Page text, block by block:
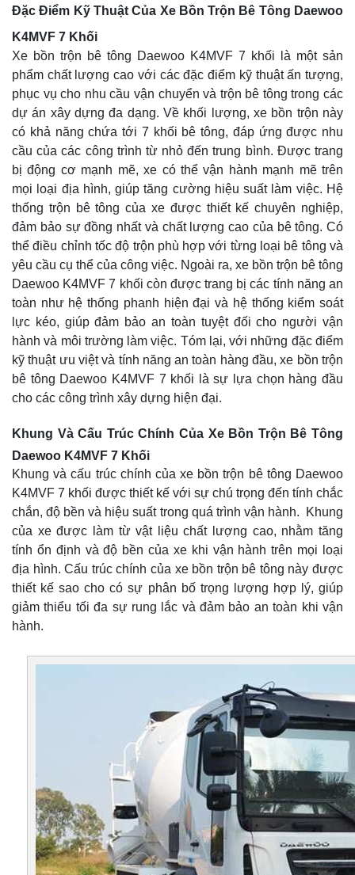
Đặc Điểm Kỹ Thuật Của Xe Bồn Trộn Bê Tông Daewoo
K4MVF 7 Khối
Xe bồn trộn bê tông Daewoo K4MVF 7 khối là một sản
phẩm chất lượng cao với các đặc điểm kỹ thuật ấn tượng,
phục vụ cho nhu cầu vận chuyển và trộn bê tông trong các
dự án xây dựng đa dạng. Về khối lượng, xe bồn trộn này
có khả năng chứa tới 7 khối bê tông, đáp ứng được nhu
cầu của các công trình từ nhỏ đến trung bình. Được trang
bị động cơ mạnh mẽ, xe có thể vận hành mạnh mẽ trên
mọi loại địa hình, giúp tăng cường hiệu suất làm việc. Hệ
thống trộn bê tông của xe được thiết kế chuyên nghiệp,
đảm bảo sự đồng nhất và chất lượng cao của bê tông. Có
thể điều chỉnh tốc độ trộn phù hợp với từng loại bê tông và
yêu cầu cụ thể của công việc. Ngoài ra, xe bồn trộn bê tông
Daewoo K4MVF 7 khối còn được trang bị các tính năng an
toàn như hệ thống phanh hiện đại và hệ thống kiểm soát
lực kéo, giúp đảm bảo an toàn tuyệt đối cho người vận
hành và môi trường làm việc. Tóm lại, với những đặc điểm
kỹ thuật ưu việt và tính năng an toàn hàng đầu, xe bồn trộn
bê tông Daewoo K4MVF 7 khối là sự lựa chọn hàng đầu
cho các công trình xây dựng hiện đại.
Khung Và Cấu Trúc Chính Của Xe Bồn Trộn Bê Tông
Daewoo K4MVF 7 Khối
Khung và cấu trúc chính của xe bồn trộn bê tông Daewoo
K4MVF 7 khối được thiết kế với sự chú trọng đến tính chắc
chắn, độ bền và hiệu suất trong quá trình vận hành. Khung
của xe được làm từ vật liệu chất lượng cao, nhằm tăng
tính ổn định và độ bền của xe khi vận hành trên mọi loại
địa hình. Cấu trúc chính của xe bồn trộn bê tông này được
thiết kế sao cho có sự phân bố trọng lượng hợp lý, giúp
giảm thiểu tối đa sự rung lắc và đảm bảo an toàn khi vận
hành.